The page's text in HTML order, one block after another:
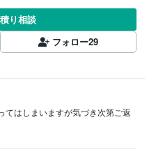
り相談
フォロー29
てはしまいますが気づき次第ご返